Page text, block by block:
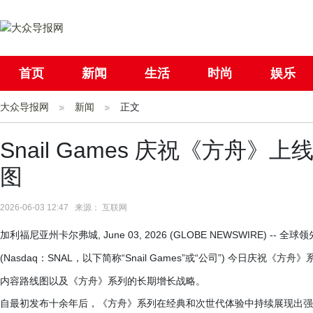
首页 新闻 生活 时尚 娱乐
社会 国际
大众导报网 新闻 正文
Snail Games 庆祝《方舟》上
图
2026-06-03 12:47 来源： 互联网
加利福尼亚州卡尔弗城, June 03, 2026 (GLOBE NEWSWIRE) -- 全球
(Nasdaq：SNAL，以下简称“Snail Games”或“公司”) 今日庆祝《方舟
内容路线图以及《方舟》系列的长期增长战略。
自最初发布十余年后，《方舟》系列在经典和次世代体验中持续展现出